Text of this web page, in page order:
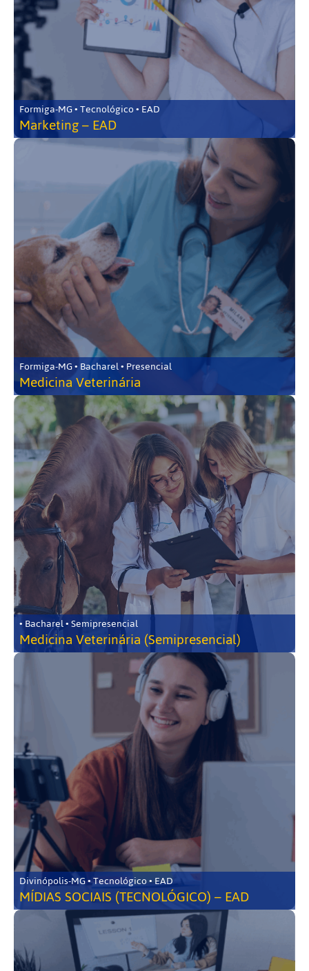
Formiga-MG • Tecnológico • EAD
Marketing – EAD
Formiga-MG • Bacharel • Presencial
Medicina Veterinária
• Bacharel • Semipresencial
Medicina Veterinária (Semipresencial)
Divinópolis-MG • Tecnológico • EAD
MÍDIAS SOCIAIS (TECNOLÓGICO) – EAD